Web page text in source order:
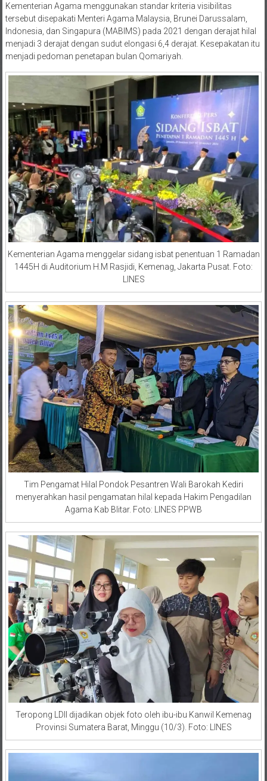
Kementerian Agama menggunakan standar kriteria visibilitas
tersebut disepakati Menteri Agama Malaysia, Brunei Darussalam,
Indonesia, dan Singapura (MABIMS) pada 2021 dengan derajat hilal
menjadi 3 derajat dengan sudut elongasi 6,4 derajat. Kesepakatan itu
menjadi pedoman penetapan bulan Qomariyah.
Kementerian Agama menggelar sidang isbat penentuan 1 Ramadan
1445H di Auditorium H.M Rasjidi, Kemenag, Jakarta Pusat. Foto:
LINES
Tim Pengamat Hilal Pondok Pesantren Wali Barokah Kediri
menyerahkan hasil pengamatan hilal kepada Hakim Pengadilan
Agama Kab Blitar. Foto: LINES PPWB
Teropong LDII dijadikan objek foto oleh ibu-ibu Kanwil Kemenag
Provinsi Sumatera Barat, Minggu (10/3). Foto: LINES